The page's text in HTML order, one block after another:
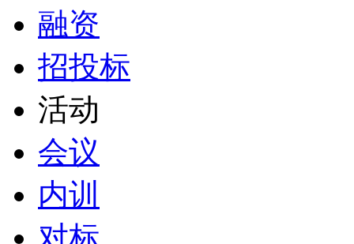
融资
招投标
活动
会议
内训